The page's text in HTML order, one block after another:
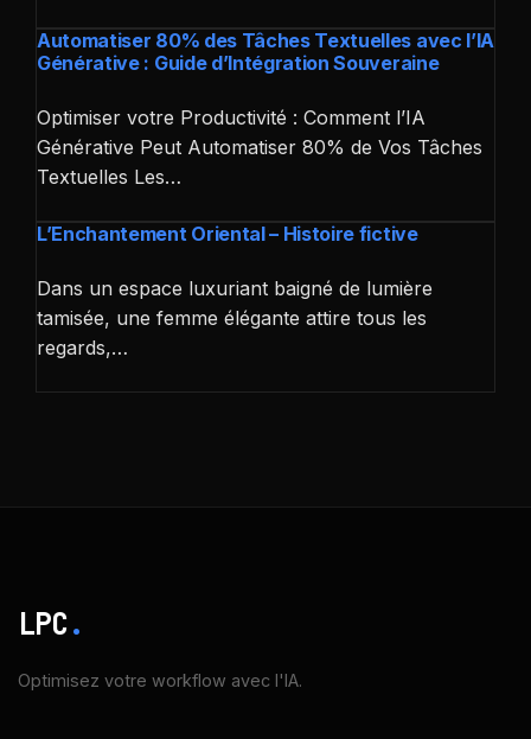
Automatiser 80% des Tâches Textuelles avec l’IA
Générative : Guide d’Intégration Souveraine
Optimiser votre Productivité : Comment l’IA
Générative Peut Automatiser 80% de Vos Tâches
Textuelles Les…
L’Enchantement Oriental – Histoire fictive
Dans un espace luxuriant baigné de lumière
tamisée, une femme élégante attire tous les
regards,…
LPC.
Optimisez votre workflow avec l'IA.